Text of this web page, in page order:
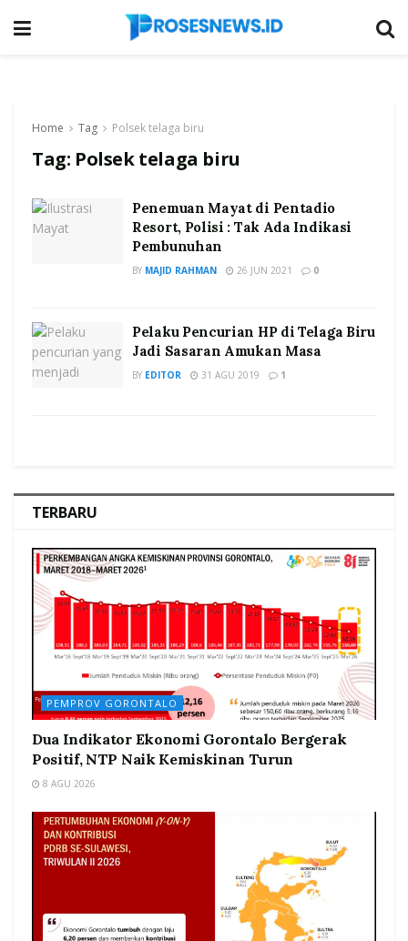
Home Tag Polsek telaga biru
Tag: Polsek telaga biru
Penemuan Mayat di Pentadio
Resort, Polisi : Tak Ada Indikasi
Pembunuhan
BY MAJID RAHMAN 26 JUN 2021 0
Pelaku Pencurian HP di Telaga Biru
Jadi Sasaran Amukan Masa
BY EDITOR 31 AGU 2019 1
TERBARU
PEMPROV GORONTALO
Dua Indikator Ekonomi Gorontalo Bergerak
Positif, NTP Naik Kemiskinan Turun
8 AGU 2026